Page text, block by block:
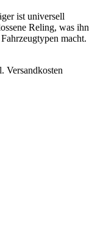
ist universell
Reling, was ihn
macht.
Versandkosten